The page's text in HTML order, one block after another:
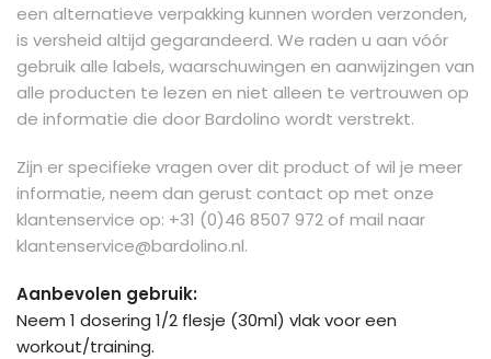
een alternatieve verpakking kunnen worden verzonden,
is versheid altijd gegarandeerd. We raden u aan vóór
gebruik alle labels, waarschuwingen en aanwijzingen van
alle producten te lezen en niet alleen te vertrouwen op
de informatie die door Bardolino wordt verstrekt.
Zijn er specifieke vragen over dit product of wil je meer
informatie, neem dan gerust contact op met onze
klantenservice op: +31 (0)46 8507 972 of mail naar
klantenservice@bardolino.nl.
Aanbevolen gebruik:
Neem 1 dosering 1/2 flesje (30ml) vlak voor een
workout/training.